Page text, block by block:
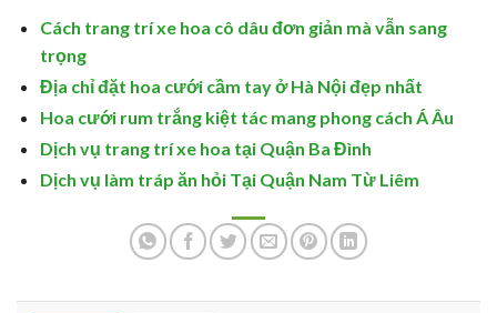
Cách trang trí xe hoa cô dâu đơn giản mà vẫn sang
trọng
Địa chỉ đặt hoa cưới cầm tay ở Hà Nội đẹp nhất
Hoa cưới rum trắng kiệt tác mang phong cách Á Âu
Dịch vụ trang trí xe hoa tại Quận Ba Đình
Dịch vụ làm tráp ăn hỏi Tại Quận Nam Từ Liêm